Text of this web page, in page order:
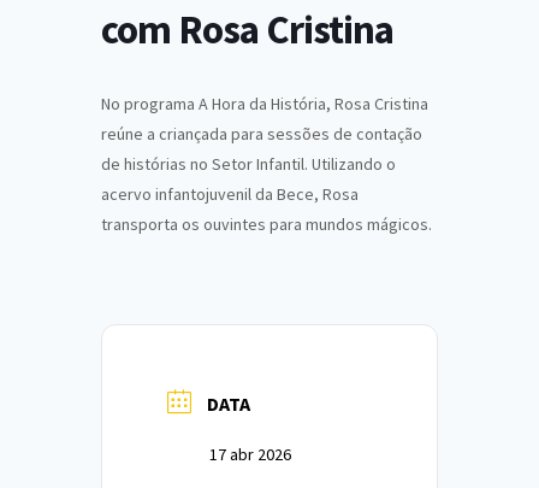
com Rosa Cristina
No programa A Hora da História, Rosa Cristina
reúne a criançada para sessões de contação
de histórias no Setor Infantil. Utilizando o
acervo infantojuvenil da Bece, Rosa
transporta os ouvintes para mundos mágicos.
DATA
17 abr 2026